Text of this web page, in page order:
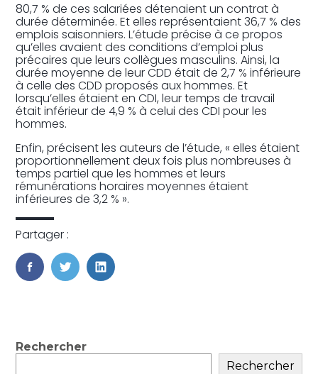
80,7 % de ces salariées détenaient un contrat à
durée déterminée. Et elles représentaient 36,7 % des
emplois saisonniers. L’étude précise à ce propos
qu’elles avaient des conditions d’emploi plus
précaires que leurs collègues masculins. Ainsi, la
durée moyenne de leur CDD était de 2,7 % inférieure
à celle des CDD proposés aux hommes. Et
lorsqu’elles étaient en CDI, leur temps de travail
était inférieur de 4,9 % à celui des CDI pour les
hommes.
Enfin, précisent les auteurs de l’étude, « elles étaient
proportionnellement deux fois plus nombreuses à
temps partiel que les hommes et leurs
rémunérations horaires moyennes étaient
inférieures de 3,2 % ».
Partager :
FaceBook
TwitterLinkedIn
Blog
Rechercher
Rechercher